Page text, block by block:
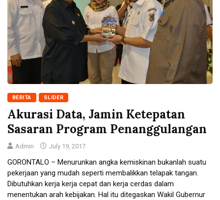
BERITA SLIDER
Akurasi Data, Jamin Ketepatan
Sasaran Program Penanggulangan
Admin July 19, 2017
GORONTALO – Menurunkan angka kemiskinan bukanlah suatu
pekerjaan yang mudah seperti membalikkan telapak tangan.
Dibutuhkan kerja kerja cepat dan kerja cerdas dalam
menentukan arah kebijakan. Hal itu ditegaskan Wakil Gubernur